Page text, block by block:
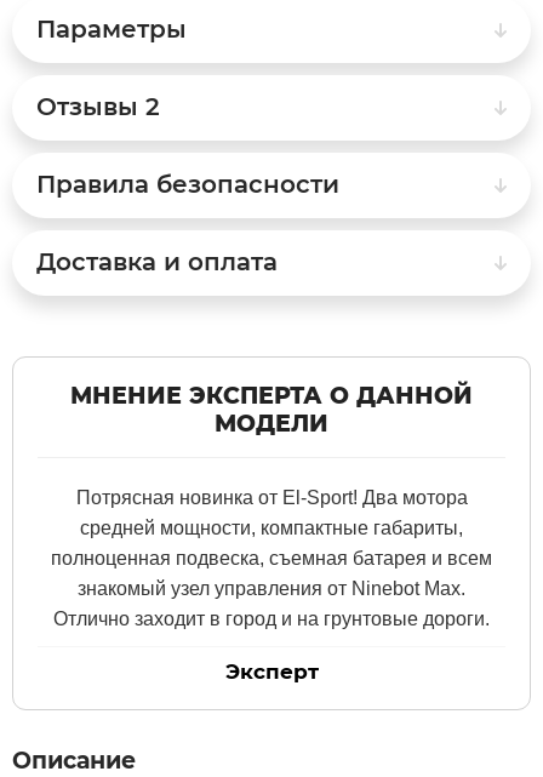
Syccyba
Volteco
Wenbo
Yokamura
Параметры
Отзывы 2
Правила безопасности
Доставка и оплата
МНЕНИЕ ЭКСПЕРТА О ДАННОЙ
МОДЕЛИ
Потрясная новинка от El-Sport! Два мотора
средней мощности, компактные габариты,
полноценная подвеска, съемная батарея и всем
знакомый узел управления от Ninebot Max.
Отлично заходит в город и на грунтовые дороги.
Эксперт
Описание